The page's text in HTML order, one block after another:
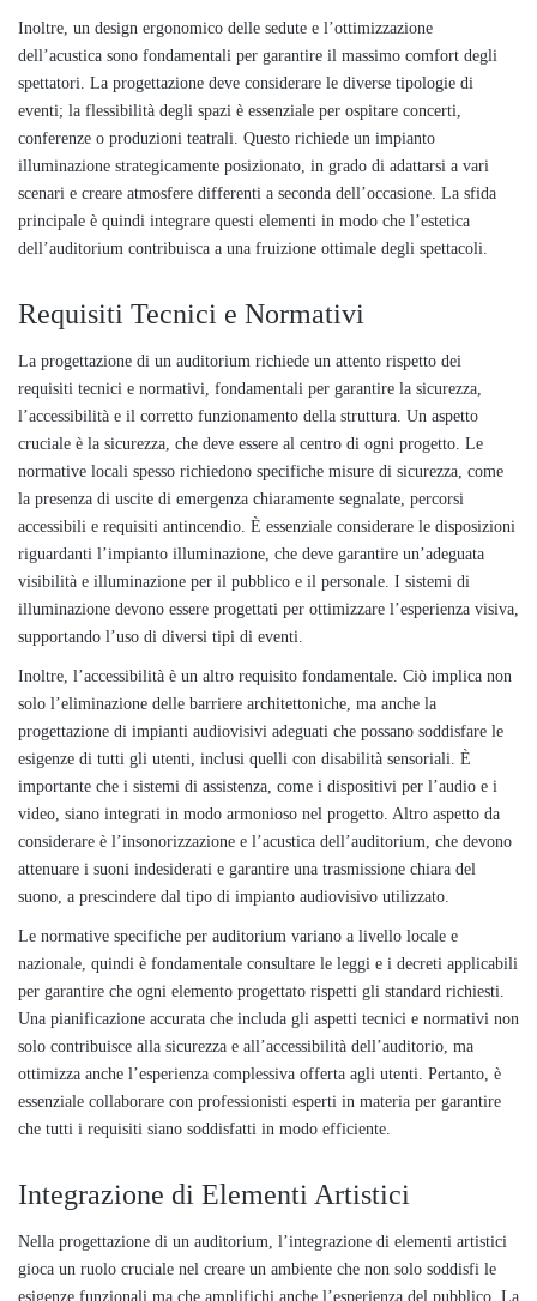
Inoltre, un design ergonomico delle sedute e l’ottimizzazione
dell’acustica sono fondamentali per garantire il massimo comfort degli
spettatori. La progettazione deve considerare le diverse tipologie di
eventi; la flessibilità degli spazi è essenziale per ospitare concerti,
conferenze o produzioni teatrali. Questo richiede un impianto
illuminazione strategicamente posizionato, in grado di adattarsi a vari
scenari e creare atmosfere differenti a seconda dell’occasione. La sfida
principale è quindi integrare questi elementi in modo che l’estetica
dell’auditorium contribuisca a una fruizione ottimale degli spettacoli.
Requisiti Tecnici e Normativi
La progettazione di un auditorium richiede un attento rispetto dei
requisiti tecnici e normativi, fondamentali per garantire la sicurezza,
l’accessibilità e il corretto funzionamento della struttura. Un aspetto
cruciale è la sicurezza, che deve essere al centro di ogni progetto. Le
normative locali spesso richiedono specifiche misure di sicurezza, come
la presenza di uscite di emergenza chiaramente segnalate, percorsi
accessibili e requisiti antincendio. È essenziale considerare le disposizioni
riguardanti l’impianto illuminazione, che deve garantire un’adeguata
visibilità e illuminazione per il pubblico e il personale. I sistemi di
illuminazione devono essere progettati per ottimizzare l’esperienza visiva,
supportando l’uso di diversi tipi di eventi.
Inoltre, l’accessibilità è un altro requisito fondamentale. Ciò implica non
solo l’eliminazione delle barriere architettoniche, ma anche la
progettazione di impianti audiovisivi adeguati che possano soddisfare le
esigenze di tutti gli utenti, inclusi quelli con disabilità sensoriali. È
importante che i sistemi di assistenza, come i dispositivi per l’audio e i
video, siano integrati in modo armonioso nel progetto. Altro aspetto da
considerare è l’insonorizzazione e l’acustica dell’auditorium, che devono
attenuare i suoni indesiderati e garantire una trasmissione chiara del
suono, a prescindere dal tipo di impianto audiovisivo utilizzato.
Le normative specifiche per auditorium variano a livello locale e
nazionale, quindi è fondamentale consultare le leggi e i decreti applicabili
per garantire che ogni elemento progettato rispetti gli standard richiesti.
Una pianificazione accurata che includa gli aspetti tecnici e normativi non
solo contribuisce alla sicurezza e all’accessibilità dell’auditorio, ma
ottimizza anche l’esperienza complessiva offerta agli utenti. Pertanto, è
essenziale collaborare con professionisti esperti in materia per garantire
che tutti i requisiti siano soddisfatti in modo efficiente.
Integrazione di Elementi Artistici
Nella progettazione di un auditorium, l’integrazione di elementi artistici
gioca un ruolo cruciale nel creare un ambiente che non solo soddisfi le
esigenze funzionali ma che amplifichi anche l’esperienza del pubblico. La